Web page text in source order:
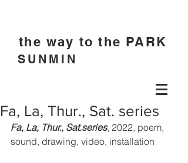
the way to the PARK
SUNMIN
Fa, La, Thur., Sat. series
Fa, La, Thur., Sat.series, 2022, poem,
sound, drawing, video, installation